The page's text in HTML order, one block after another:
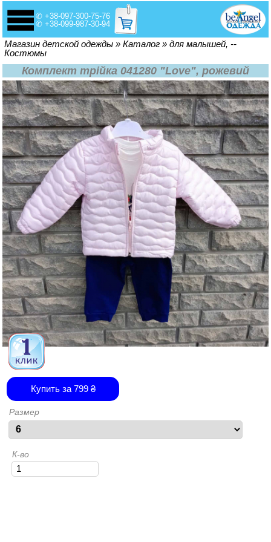
✆ +38-097-300-75-76
✆ +38-099-987-30-94
Вы здесь
Магазин детской одежды » Каталог » для малышей, --
Костюмы
Комплект трійка 041280 "Love", рожевий
Купить за 799₴
Размер
К-во